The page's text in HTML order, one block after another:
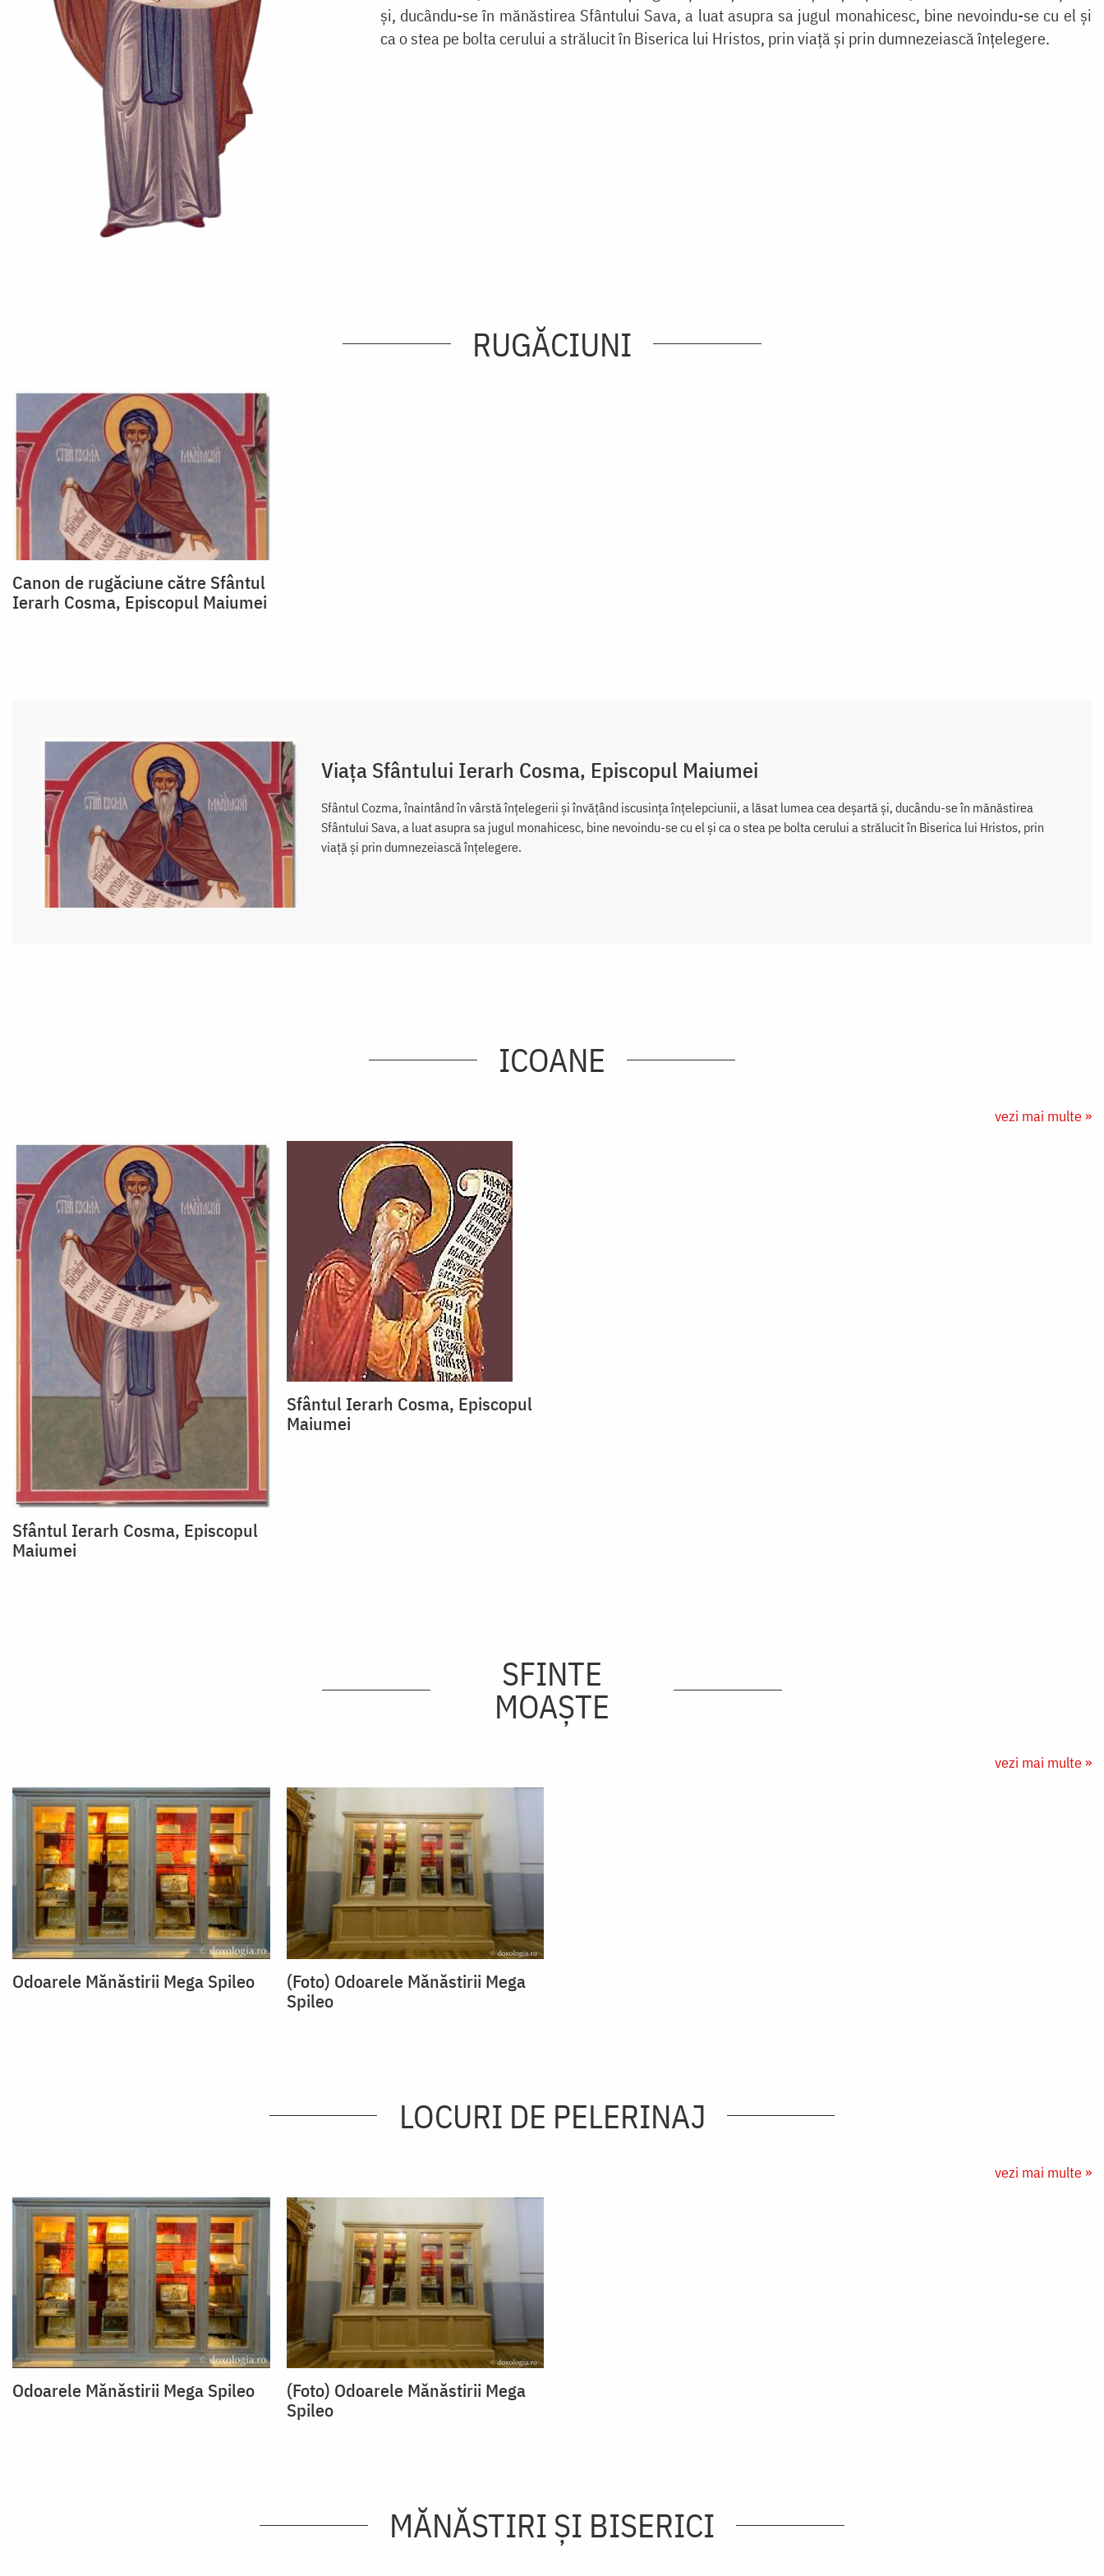
și, ducându-se în mănăstirea Sfântului Sava, a luat asupra sa jugul monahicesc, bine nevoindu-se cu el și
ca o stea pe bolta cerului a strălucit în Biserica lui Hristos, prin viață și prin dumnezeiască înțelegere.
RUGĂCIUNI
Canon de rugăciune către Sfântul
Ierarh Cosma, Episcopul Maiumei
Viața Sfântului Ierarh Cosma, Episcopul Maiumei
Sfântul Cozma, înaintând în vârstă înțelegerii și învățând iscusința înțelepciunii, a lăsat lumea cea deșartă și, ducându-se în mănăstirea
Sfântului Sava, a luat asupra sa jugul monahicesc, bine nevoindu-se cu el și ca o stea pe bolta cerului a strălucit în Biserica lui Hristos, prin
viață și prin dumnezeiască înțelegere.
ICOANE
vezi mai multe »
Sfântul Ierarh Cosma, Episcopul
Maiumei
Sfântul Ierarh Cosma, Episcopul
Maiumei
SFINTE
MOAȘTE
vezi mai multe »
Odoarele Mănăstirii Mega Spileo
(Foto) Odoarele Mănăstirii Mega
Spileo
LOCURI DE PELERINAJ
vezi mai multe »
Odoarele Mănăstirii Mega Spileo
(Foto) Odoarele Mănăstirii Mega
Spileo
MĂNĂSTIRI ȘI BISERICI